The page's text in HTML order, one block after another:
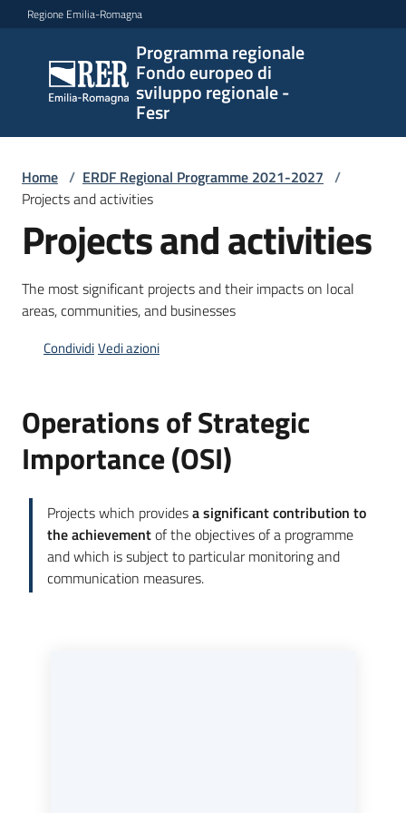
Vai al contenuto
Vai alla navigazione
Vai al footer
Regione Emilia-Romagna
Programma regionale
Fondo europeo di
sviluppo regionale -
Fesr
Programma
regionale
Fondo
europeo di
regionale -
Fesr
Novità
Programmi
Opportunità
Progetti
attività
Home / ERDF Regional Programme 2021-2027 /
Projects and activities
Projects and activities
The most significant projects and their impacts on local
areas, communities, and businesses
CondividiVedi azioni
Operations of Strategic
Importance (OSI)
Projects which providesa significant contribution to
the achievementof the objectives of a programme
and which is subject to particular monitoring and
communication measures.